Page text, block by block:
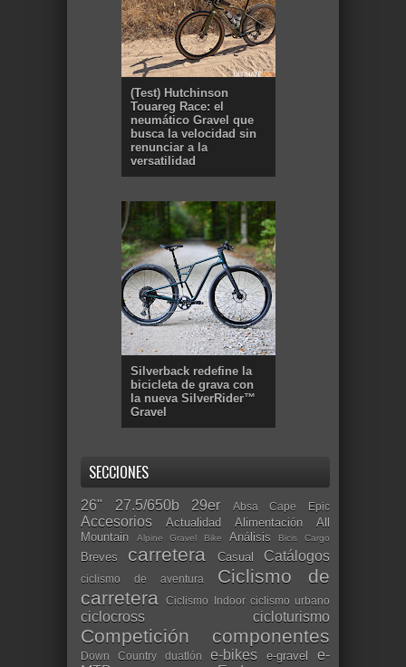
(Test) Hutchinson
Touareg Race: el
neumático Gravel que
busca la velocidad sin
renunciar a la
versatilidad
Silverback redefine la
bicicleta de grava con
la nueva SilverRider™
Gravel
SECCIONES
26" 27.5/650b 29er Absa Cape Epic
Accesorios Actualidad Alimentación
All
Mountain
Alpine Gravel Bike Análisis Bicis Cargo
Breves carretera Casual Catálogos
ciclismo de aventura
Ciclismo de
carretera
Ciclismo Indoor ciclismo urbano
ciclocross cicloturismo
Competición componentes
Down Country duatlón e-bikes e-gravel
e-